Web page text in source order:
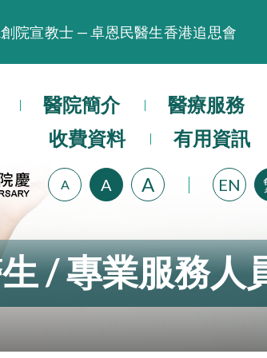
院宣教士 — 卓恩民醫生香港追思會
服務獲客戶正面評價
App已推出查閱病歷記錄及求診資料功能
醫院簡介
醫療服務
收費資料
有用資訊
A A A EN
/ 專業服務人